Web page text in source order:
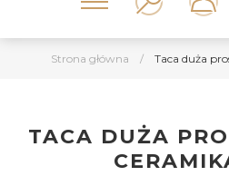
Strona główna / Taca duża
TACA DUŻA